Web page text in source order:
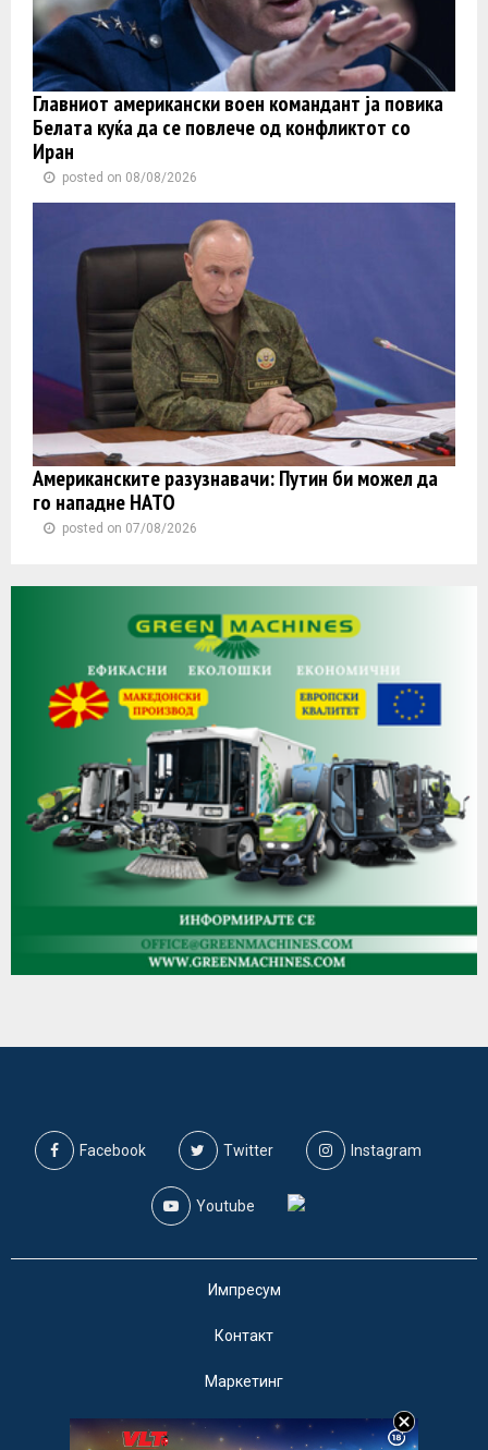
Главниот американски воен командант ја повика
Белата куќа да се повлече од конфликтот со
Иран
posted on 08/08/2026
Американските разузнавачи: Путин би можел да
го нападне НАТО
posted on 07/08/2026
Facebook Twitter Instagram
Youtube
Импресум
Контакт
Маркетинг
Услови за користење